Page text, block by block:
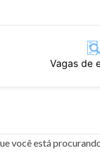
Vagas de
você está